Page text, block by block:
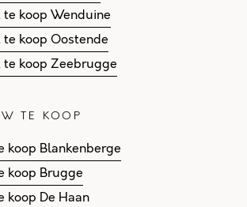
koop Wenduine
koop Oostende
koop Zeebrugge
TE KOOP
koop Blankenberge
koop Brugge
koop De Haan